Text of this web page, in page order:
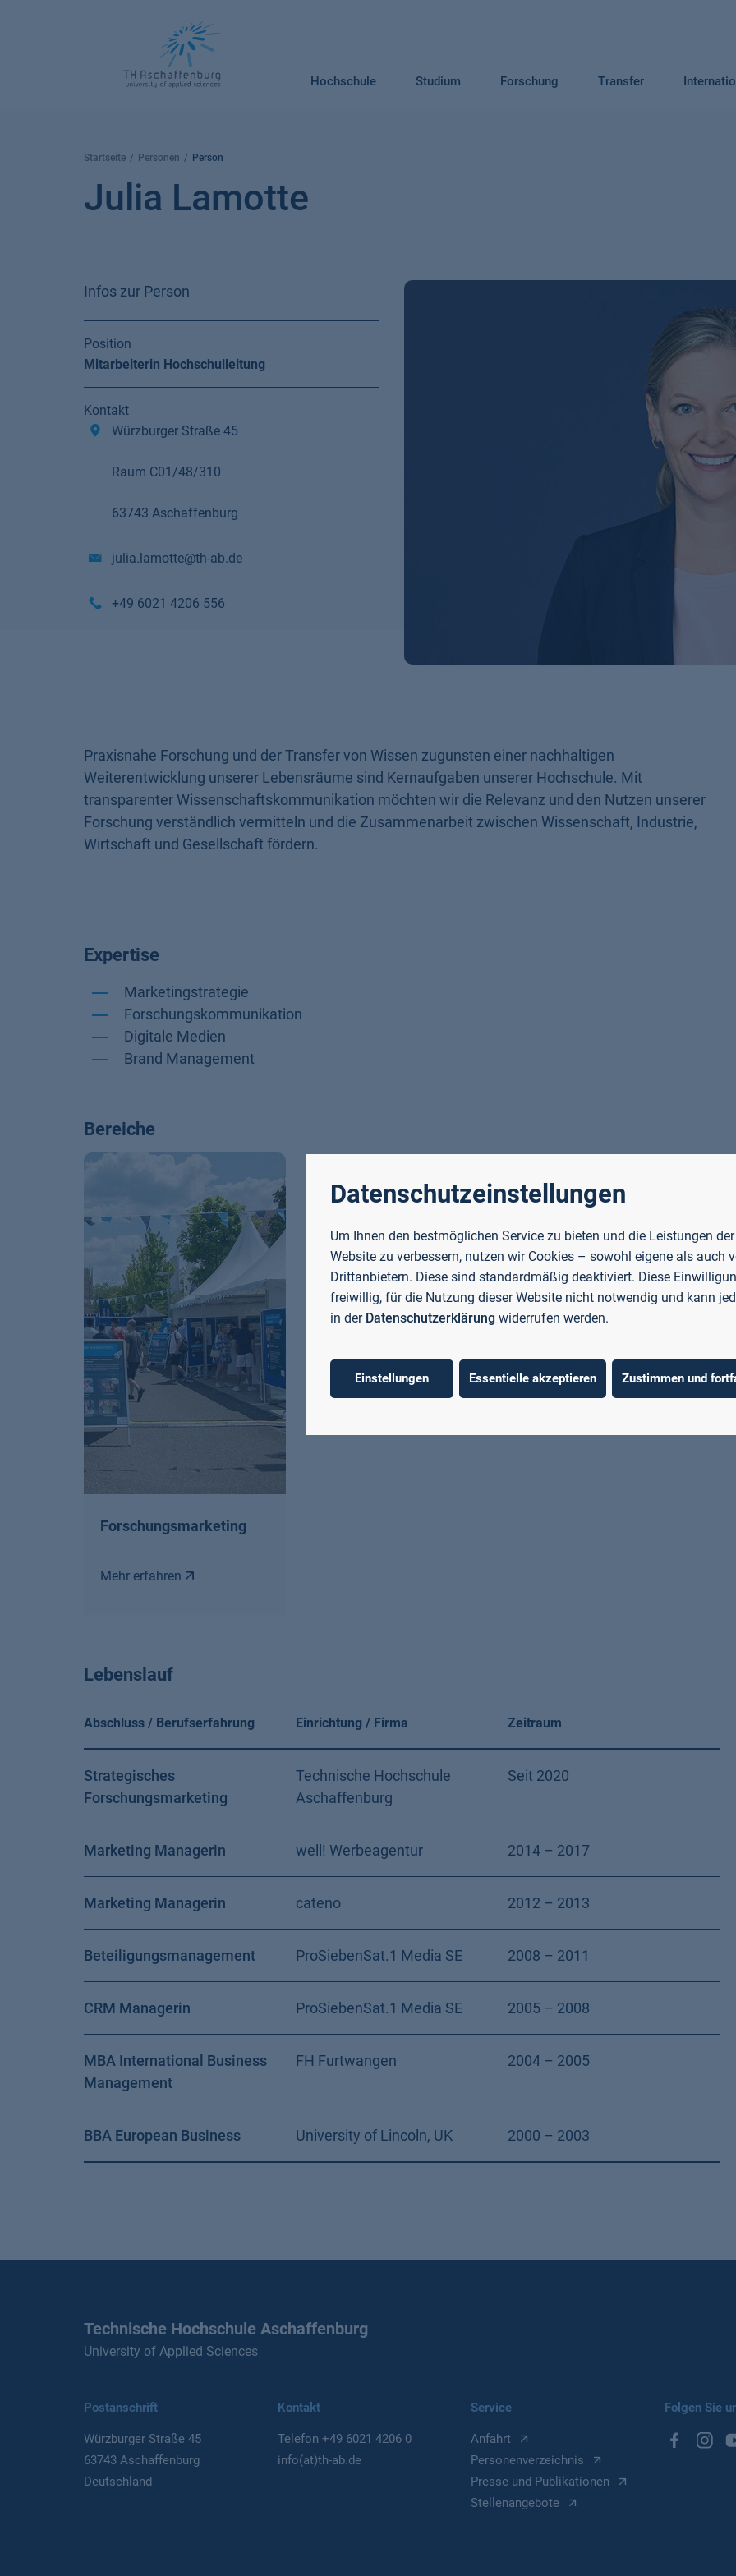
Hochschule Studium Forschung Transfer
Startseite Personen Person
Julia Lamotte
Infos zur Person
Position
Mitarbeiterin Hochschulleitung
Kontakt
Würzburger Straße 45
Raum C01/48/310
63743 Aschaffenburg
julia.lamotte@th-ab.de
+49 6021 4206 556
Praxisnahe Forschung und der Transfer von Wissen zugunsten einer nachhaltigen
Weiterentwicklung unserer Lebensräume sind Kernaufgaben unserer Hochschule. Mit
transparenter Wissenschaftskommunikation möchten wir die Relevanz und den Nutzen unserer
Forschung verständlich vermitteln und die Zusammenarbeit zwischen Wissenschaft, Industrie,
Wirtschaft und Gesellschaft fördern.
Expertise
Marketingstrategie
Forschungskommunikation
Digitale Medien
Brand Management
Bereiche
Forschungsmarketing
Mehr erfahren
Lebenslauf
Abschluss / Berufserfahrung Einrichtung / Firma Zeitraum
Strategisches
Forschungsmarketing
Technische Hochschule
Aschaffenburg
Seit 2020
Marketing Managerin well! Werbeagentur 2014 – 2017
Marketing Managerin cateno 2012 – 2013
Beteiligungsmanagement ProSiebenSat.1 Media SE 2008 – 2011
CRM Managerin ProSiebenSat.1 Media SE 2005 – 2008
MBA International Business
Management
FH Furtwangen 2004 – 2005
BBA European Business University of Lincoln, UK 2000 – 2003
Technische Hochschule Aschaffenburg
University of Applied Sciences
Postanschrift
Würzburger Straße 45
63743 Aschaffenburg
Deutschland
Kontakt
Telefon +49 6021 4206 0
info(at)th-ab.de
Service
Anfahrt
Personenverzeichnis
Presse und Publikationen
Stellenangebote
Folgen Sie
Datenschutzeinstellungen
Um Ihnen den bestmöglichen Service zu bieten und die Leistungen der
Website zu verbessern, nutzen wir Cookies – sowohl eigene als auch
Drittanbietern. Diese sind standardmäßig deaktiviert. Diese
freiwillig, für die Nutzung dieser Website nicht notwendig und kann
in der Datenschutzerklärung widerrufen werden.
Einstellungen Essentielle akzeptieren Zustimmen und